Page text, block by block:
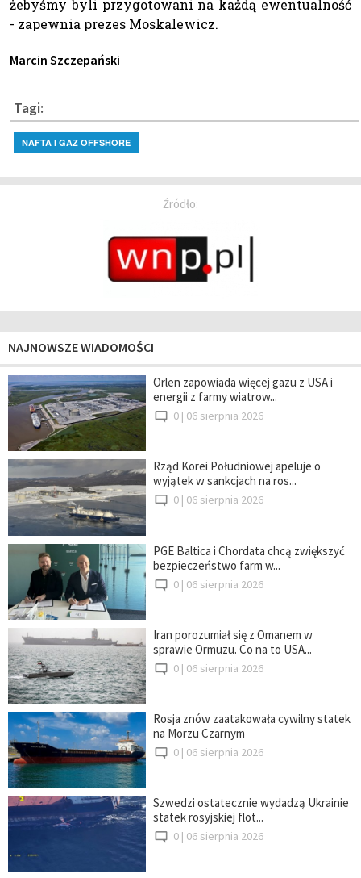
żebyśmy byli przygotowani na każdą ewentualność
- zapewnia prezes Moskalewicz.
Marcin Szczepański
Tagi:
NAFTA I GAZ OFFSHORE
Źródło:
NAJNOWSZE WIADOMOŚCI
Orlen zapowiada więcej gazu z USA i
energii z farmy wiatrow...
0 | 06 sierpnia 2026
Rząd Korei Południowej apeluje o
wyjątek w sankcjach na ros...
0 | 06 sierpnia 2026
PGE Baltica i Chordata chcą zwiększyć
bezpieczeństwo farm w...
0 | 06 sierpnia 2026
Iran porozumiał się z Omanem w
sprawie Ormuzu. Co na to USA...
0 | 06 sierpnia 2026
Rosja znów zaatakowała cywilny statek
na Morzu Czarnym
0 | 06 sierpnia 2026
Szwedzi ostatecznie wydadzą Ukrainie
statek rosyjskiej flot...
0 | 06 sierpnia 2026